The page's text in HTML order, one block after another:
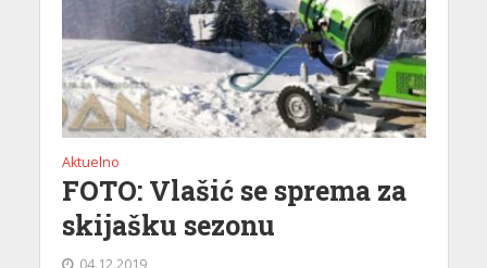
Aktuelno
FOTO: Vlašić se sprema za
skijašku sezonu